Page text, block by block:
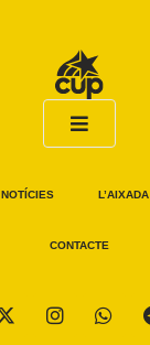
NOTÍCIES L’AIXADA
CONTACTE